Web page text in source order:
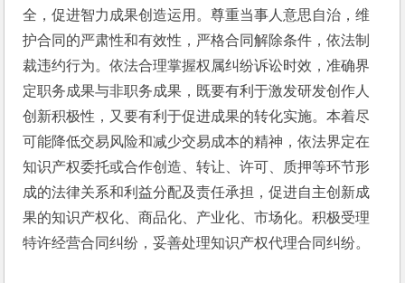
全，促进智力成果创造运用。尊重当事人意思自治，维
护合同的严肃性和有效性，严格合同解除条件，依法制
裁违约行为。依法合理掌握权属纠纷诉讼时效，准确界
定职务成果与非职务成果，既要有利于激发研发创作人
创新积极性，又要有利于促进成果的转化实施。本着尽
可能降低交易风险和减少交易成本的精神，依法界定在
知识产权委托或合作创造、转让、许可、质押等环节形
成的法律关系和利益分配及责任承担，促进自主创新成
果的知识产权化、商品化、产业化、市场化。积极受理
特许经营合同纠纷，妥善处理知识产权代理合同纠纷。